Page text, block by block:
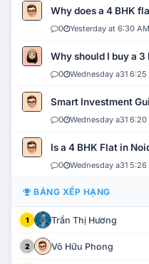
Why does a 4 BHK
0 Yesterday at 6:30 AM
Why should I buy a
0 Wednesday a31 6:25
Smart Investment
0 Wednesday a31 6:20
Is a 4 BHK Flat in
0 Wednesday a31 5:26
BẢNG XẾP HẠNG
1 Trần Thị Hương
2 Võ Hữu Phong